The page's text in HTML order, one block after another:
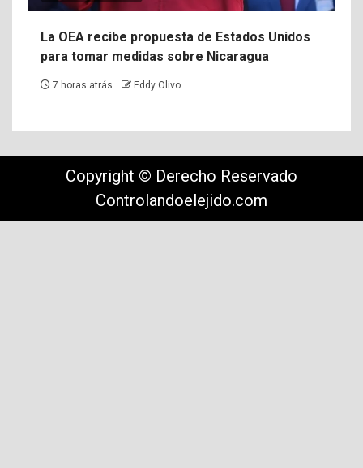
La OEA recibe propuesta de Estados Unidos
para tomar medidas sobre Nicaragua
7 horas atrás Eddy Olivo
Copyright © Derecho Reservado
Controlandoelejido.com